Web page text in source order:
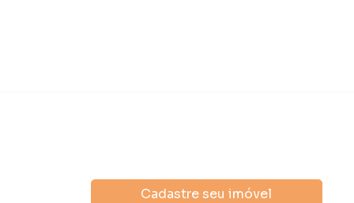
Cadastre seu imóvel